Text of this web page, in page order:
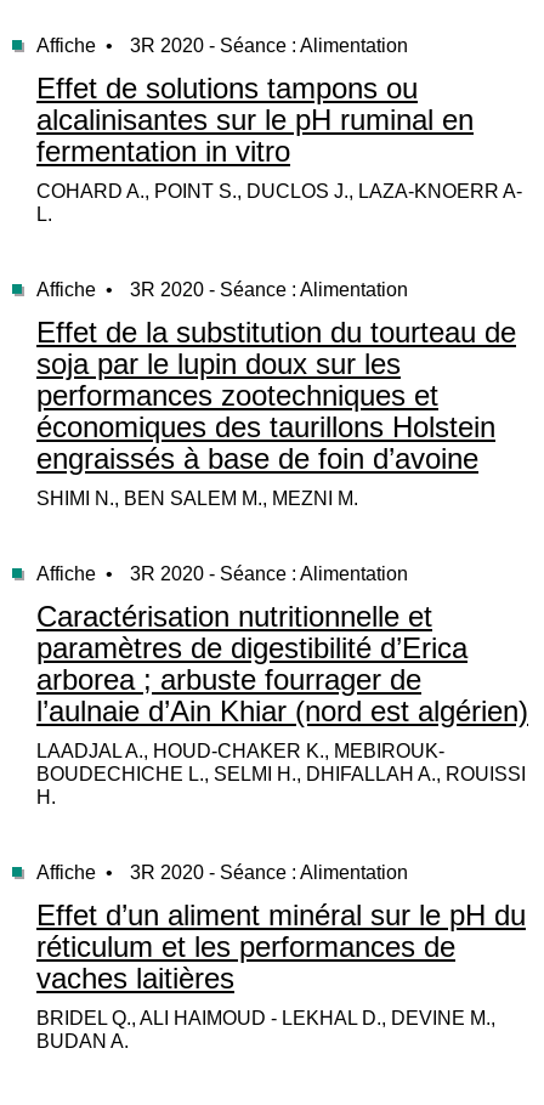
Affiche • 3R 2020 - Séance : Alimentation
Effet de solutions tampons ou
alcalinisantes sur le pH ruminal en
fermentation in vitro
COHARD A., POINT S., DUCLOS J., LAZA-KNOERR A-
L.
Affiche • 3R 2020 - Séance : Alimentation
Effet de la substitution du tourteau de
soja par le lupin doux sur les
performances zootechniques et
économiques des taurillons Holstein
engraissés à base de foin d’avoine
SHIMI N., BEN SALEM M., MEZNI M.
Affiche • 3R 2020 - Séance : Alimentation
Caractérisation nutritionnelle et
paramètres de digestibilité d’Erica
arborea ; arbuste fourrager de
l’aulnaie d’Ain Khiar (nord est algérien)
LAADJAL A., HOUD-CHAKER K., MEBIROUK-
BOUDECHICHE L., SELMI H., DHIFALLAH A., ROUISSI
H.
Affiche • 3R 2020 - Séance : Alimentation
Effet d’un aliment minéral sur le pH du
réticulum et les performances de
vaches laitières
BRIDEL Q., ALI HAIMOUD - LEKHAL D., DEVINE M.,
BUDAN A.